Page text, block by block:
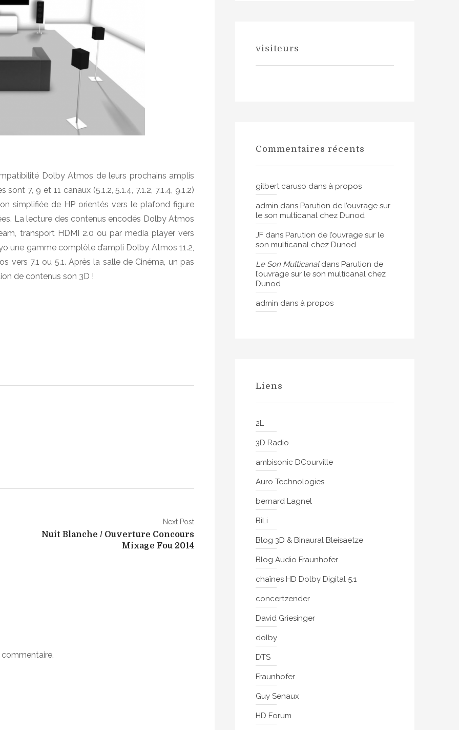
Dolby Atmos de leurs prochains amplis
7, 9 et 11 canaux (5.1.2, 5.1.4, 7.1.2, 7.1.4, 9.1.2)
simplifiée de HP orientés vers le plafond figure
La lecture des contenus encodés Dolby Atmos
transport HDMI 2.0 ou par media player vers
une gamme complète d’ampli Dolby Atmos 11.2,
vers 7.1 ou 5.1. Après la salle de Cinéma, un pas
de contenus son 3D !
Next Post
Nuit Blanche / Ouverture Concours
Mixage Fou 2014
visiteurs
Commentaires récents
gilbert caruso dans à propos
admin dans Parution de l’ouvrage sur
le son multicanal chez Dunod
JF dans Parution de l’ouvrage sur le
son multicanal chez Dunod
Le Son Multicanaldans Parution de
l’ouvrage sur le son multicanal chez
Dunod
admin dans à propos
Liens
2L
3D Radio
ambisonic DCourville
Auro Technologies
bernard Lagnel
BiLi
Blog 3D & Binaural Bleisaetze
Blog Audio Fraunhofer
chaînes HD Dolby Digital 5.1
concertzender
David Griesinger
dolby
DTS
Fraunhofer
Guy Senaux
HD Forum